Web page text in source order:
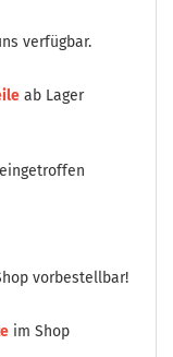
verfügbar.
ab Lager
vorbestellbar!
im Shop